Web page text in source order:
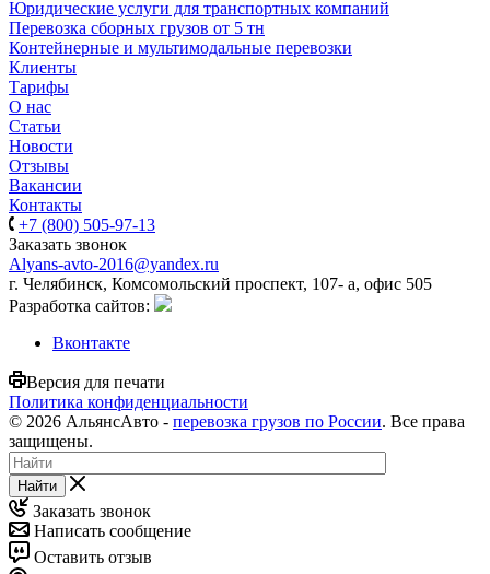
Юридические услуги для транспортных компаний
Перевозка сборных грузов от 5 тн
Контейнерные и мультимодальные перевозки
Клиенты
Тарифы
О нас
Статьи
Новости
Отзывы
Вакансии
Контакты
+7 (800) 505-97-13
Заказать звонок
Alyans-avto-2016@yandex.ru
г. Челябинск, Комсомольский проспект, 107- а, офис 505
Разработка сайтов:
Вконтакте
Версия для печати
Политика конфиденциальности
© 2026 АльянсАвто - перевозка грузов по России. Все права
защищены.
Найти
Заказать звонок
Написать сообщение
Оставить отзыв